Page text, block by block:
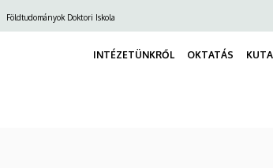
Földtudományok Doktori Iskola
INTÉZETÜNKRŐL OKTATÁS